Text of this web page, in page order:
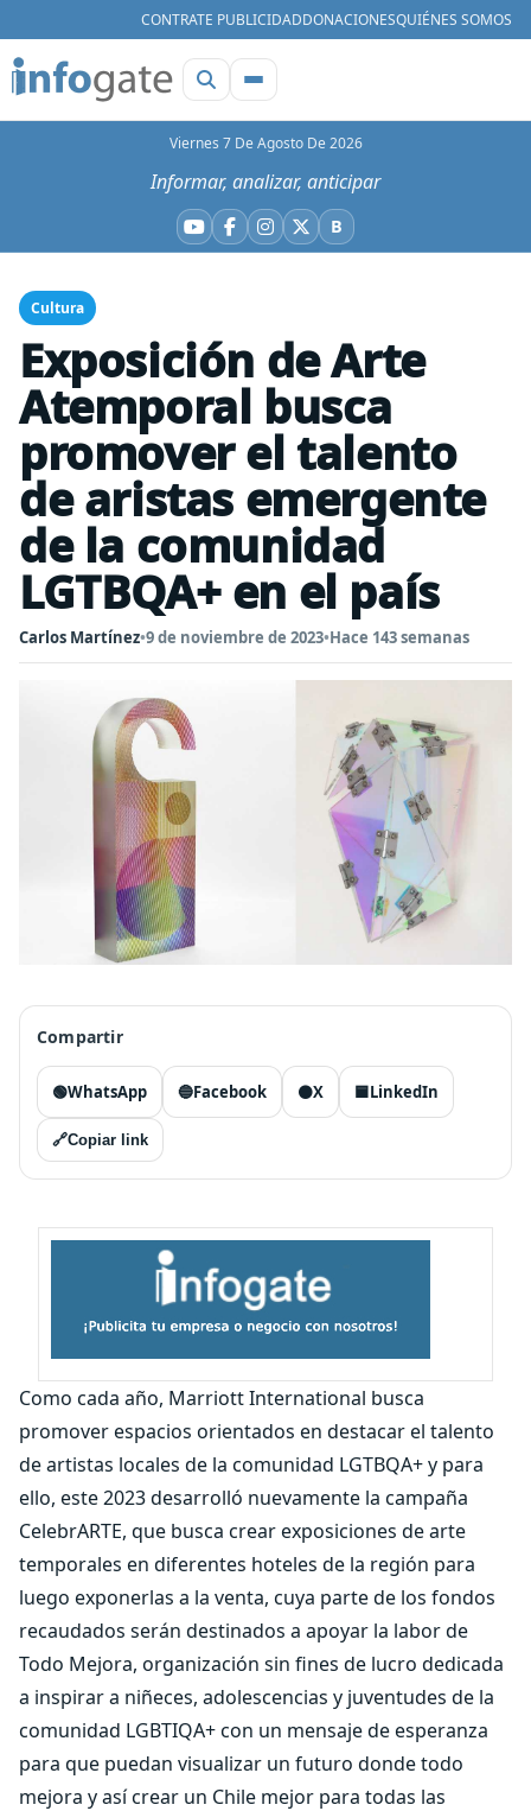
CONTRATE PUBLICIDADDONACIONESQUIÉNES SOMOS
Viernes 7 De Agosto De 2026
Informar, analizar, anticipar
YouTube
Facebook
Instagram
X BBluesky
Cultura
Exposición de Arte
Atemporal busca
promover el talento
de aristas emergente
de la comunidad
LGTBQA+ en el país
Carlos Martínez•9 de noviembre de 2023•Hace 143 semanas
Compartir
🟢WhatsApp 🔵Facebook ⚫X 🟦LinkedIn
🔗Copiar link
Como cada año, Marriott International busca
promover espacios orientados en destacar el talento
de artistas locales de la comunidad LGTBQA+ y para
ello, este 2023 desarrolló nuevamente la campaña
CelebrARTE, que busca crear exposiciones de arte
temporales en diferentes hoteles de la región para
luego exponerlas a la venta, cuya parte de los fondos
recaudados serán destinados a apoyar la labor de
Todo Mejora, organización sin fines de lucro dedicada
a inspirar a niñeces, adolescencias y juventudes de la
comunidad LGBTIQA+ con un mensaje de esperanza
para que puedan visualizar un futuro donde todo
mejora y así crear un Chile mejor para todas las